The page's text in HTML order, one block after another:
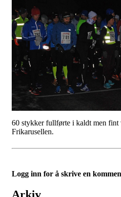
60 stykker fullførte i kaldt men fint
Frikarusellen.
Logg inn for å skrive en